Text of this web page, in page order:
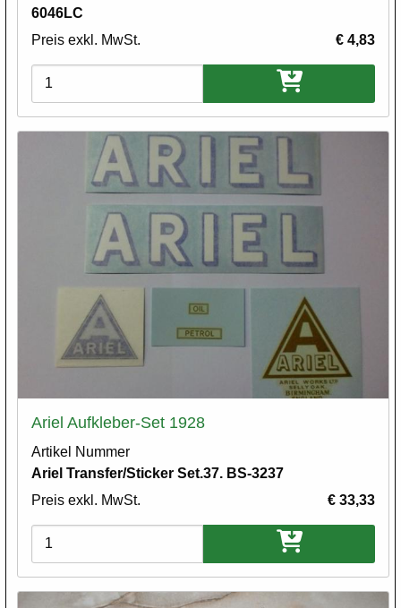
6046LC
Preis exkl. MwSt.
€ 4,83
Varianten
Ariel Aufkleber-Set 1928
Artikel Nummer
Ariel Transfer/Sticker Set.37. BS-3237
Preis exkl. MwSt.
€ 33,33
Varianten